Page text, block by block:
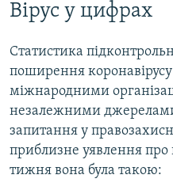
Вірус у цифрах
Статистика
поширення
міжнародними
незалежними
запитання у
приблизне уявлення про
тижня вона була такою: